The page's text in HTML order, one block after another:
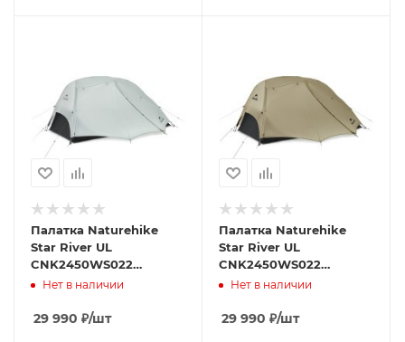
Палатка Naturehike
Star River UL
CNK2450WS022
двухместная серая
Нет в наличии
29 990 ₽/шт
Палатка Naturehike
Star River UL
CNK2450WS022
двухместная бежевая
Нет в наличии
29 990 ₽/шт